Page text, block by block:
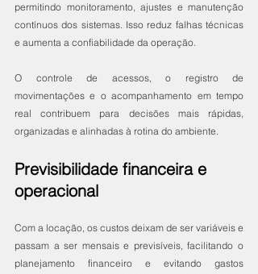
permitindo monitoramento, ajustes e manutenção
contínuos dos sistemas. Isso reduz falhas técnicas
e aumenta a confiabilidade da operação.
O controle de acessos, o registro de
movimentações e o acompanhamento em tempo
real contribuem para decisões mais rápidas,
organizadas e alinhadas à rotina do ambiente.
Previsibilidade financeira e
operacional
Com a locação, os custos deixam de ser variáveis e
passam a ser mensais e previsíveis, facilitando o
planejamento financeiro e evitando gastos